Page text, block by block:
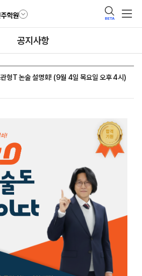
BETA
공지사항
형T 논술 설명회! (9월 4일 목요일 오후 4시)